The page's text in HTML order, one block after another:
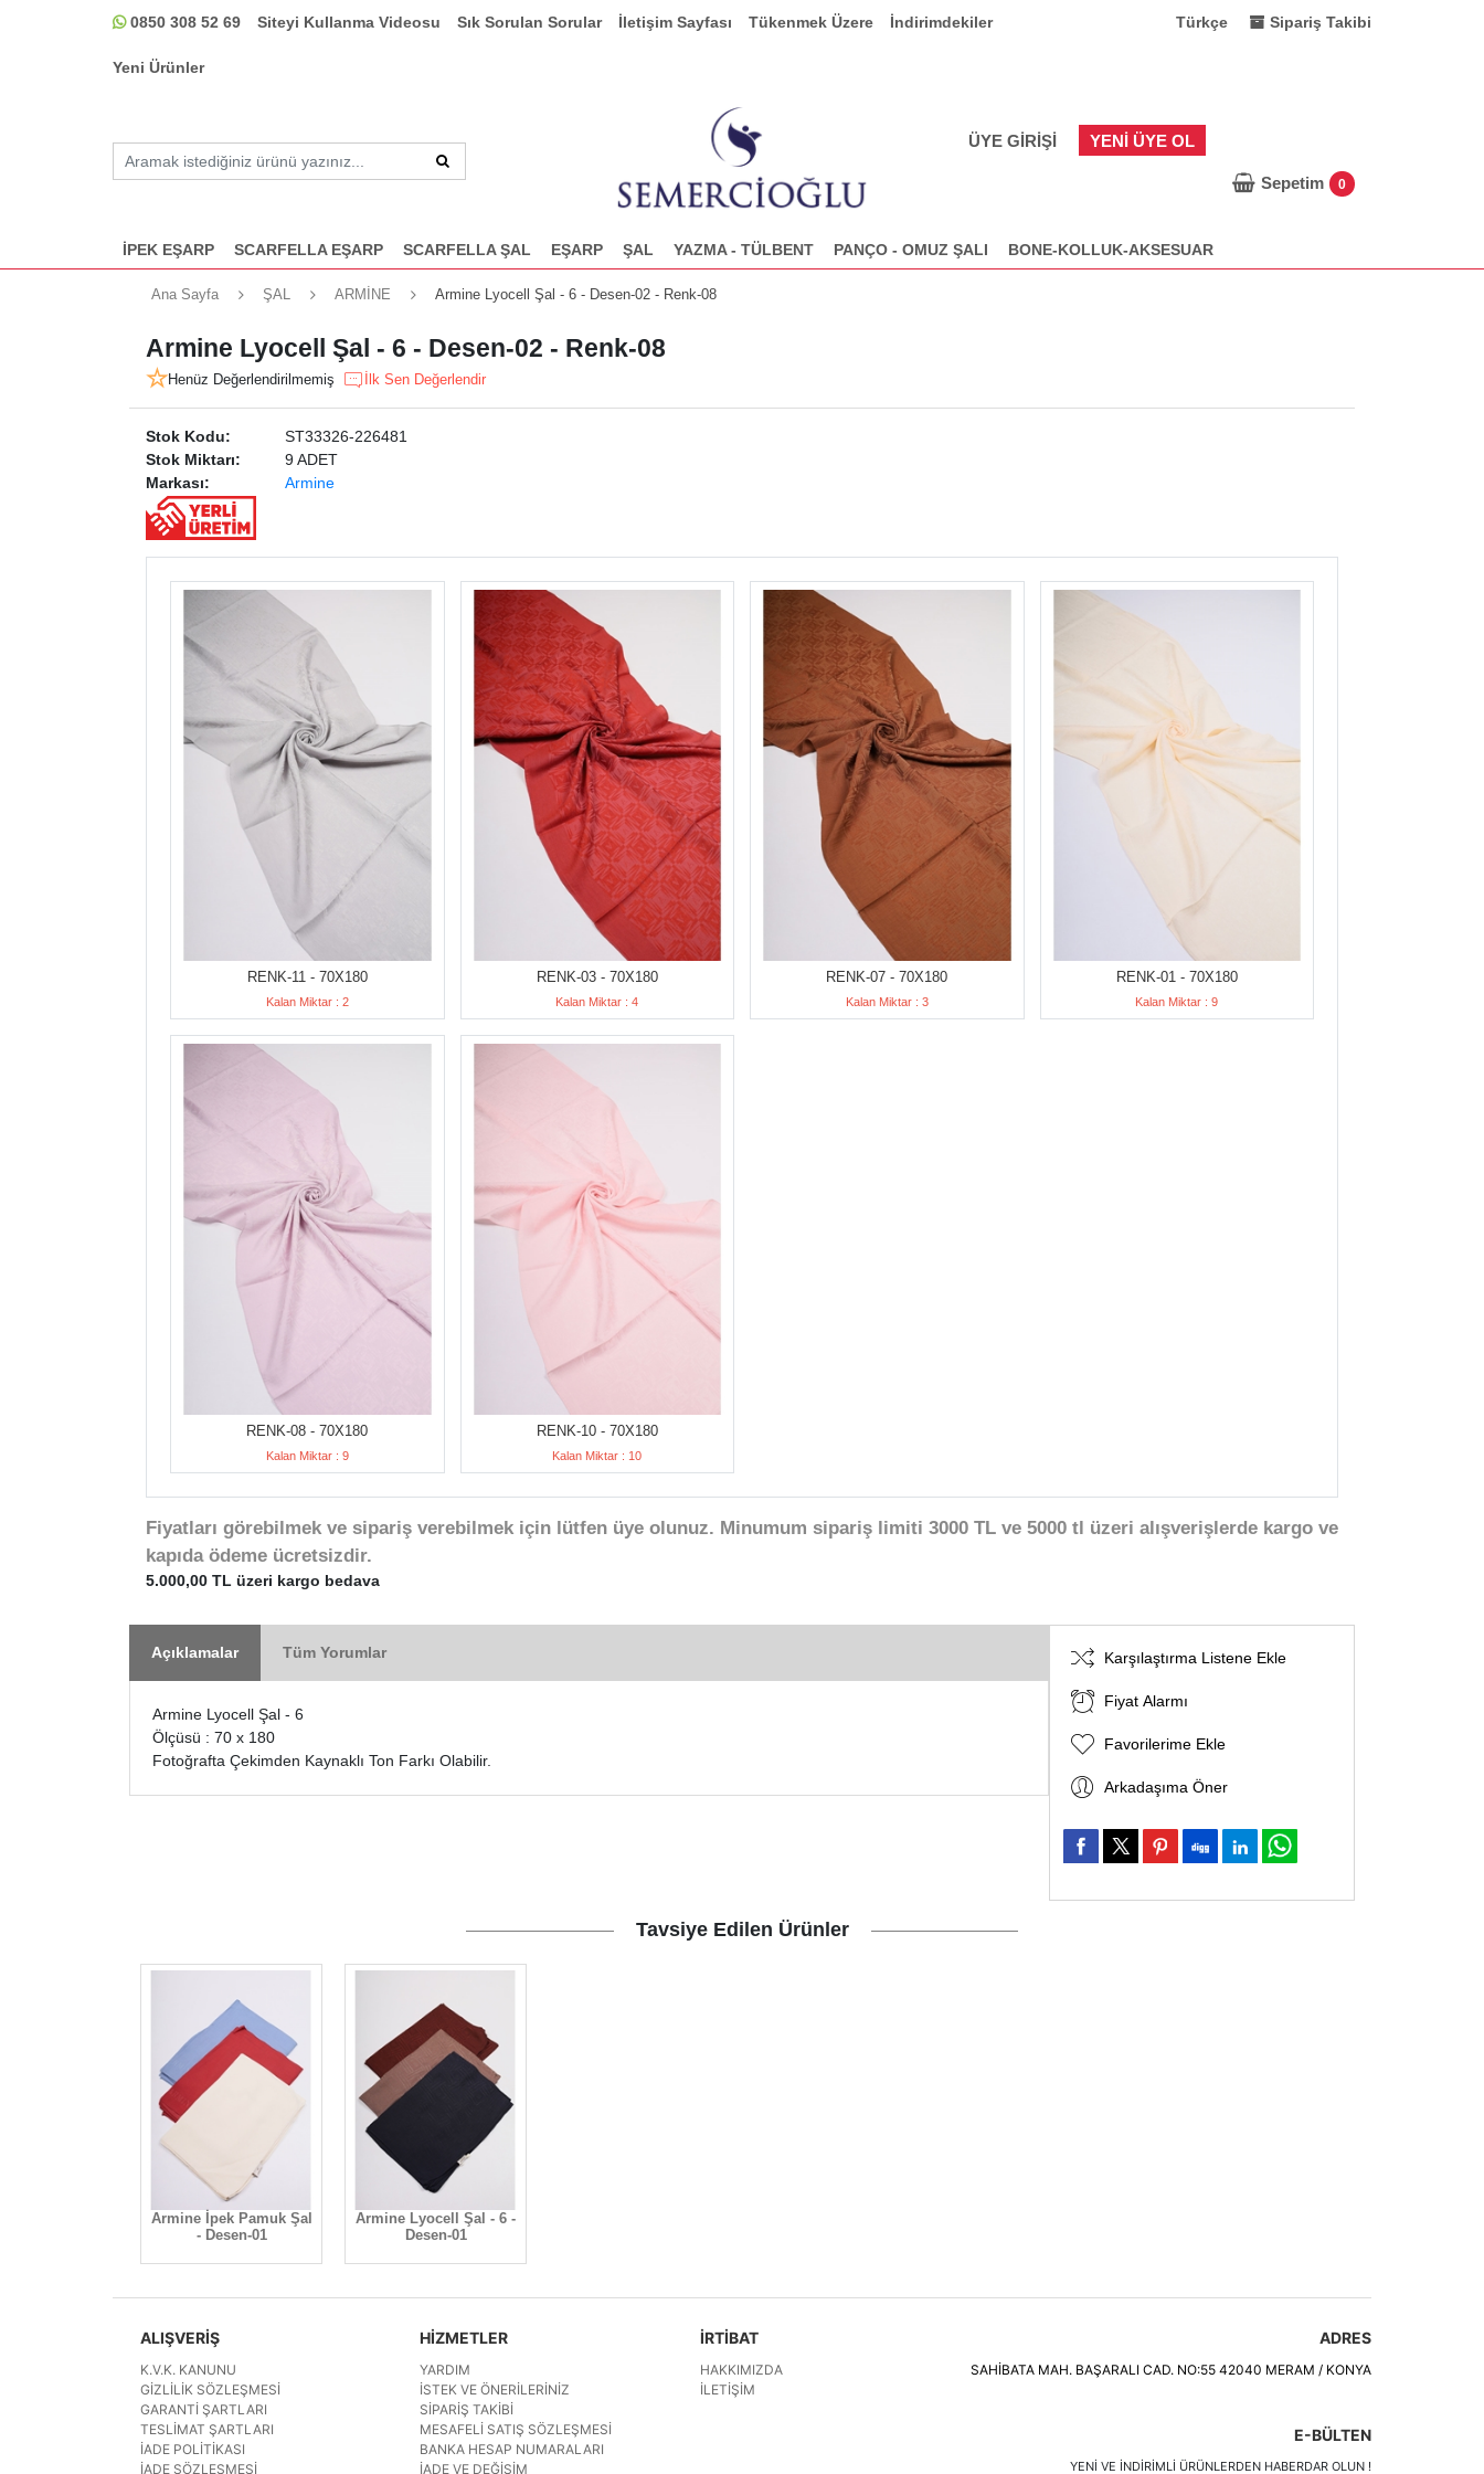
0850 308 52 69 Siteyi Kullanma Videosu Sık Sorulan Sorular İletişim Sayfası Tükenmek Üzere İndirimdekiler
Yeni Ürünler
Sipariş Takibi
Türkçe
ÜYE GIRIŞI YENI ÜYE OL
Sepetim 0
İPEK EŞARP SCARFELLA EŞARP SCARFELLA ŞAL EŞARP ŞAL YAZMA - TÜLBENT PANÇO - OMUZ ŞALI BONE-KOLLUK-AKSESUAR
Ana Sayfa ŞAL ARMİNE Armine Lyocell Şal - 6 - Desen-02 - Renk-08
Armine Lyocell Şal - 6 - Desen-02 - Renk-08
Henüz Değerlendirilmemiş İlk Sen Değerlendir
Stok Kodu:
ST33326-226481
Stok Miktarı:
9 ADET
Markası:
Armine
RENK-11 - 70X180
Kalan Miktar : 2
RENK-03 - 70X180
Kalan Miktar : 4
RENK-07 - 70X180
Kalan Miktar : 3
RENK-01 - 70X180
Kalan Miktar : 9
RENK-08 - 70X180
Kalan Miktar : 9
RENK-10 - 70X180
Kalan Miktar : 10
Fiyatları görebilmek ve sipariş verebilmek için lütfen üye olunuz. Minumum sipariş limiti 3000 TL ve 5000 tl üzeri alışverişlerde kargo ve
kapıda ödeme ücretsizdir.
5.000,00 TL üzeri kargo bedava
Açıklamalar Tüm Yorumlar
Armine Lyocell Şal - 6
Ölçüsü : 70 x 180
Fotoğrafta Çekimden Kaynaklı Ton Farkı Olabilir.
Karşılaştırma Listene Ekle
Fiyat Alarmı
Favorilerime Ekle
Arkadaşıma Öner
Tavsiye Edilen Ürünler
Armine İpek Pamuk Şal
- Desen-01
Armine Lyocell Şal - 6 -
Desen-01
ALIŞVERİŞ
K.V.K. KANUNU
GIZLILIK SÖZLEŞMESI
GARANTI ŞARTLARI
TESLIMAT ŞARTLARI
İADE POLITIKASI
İADE SÖZLEŞMESI
HİZMETLER
YARDIM
İSTEK VE ÖNERILERINIZ
SIPARIŞ TAKIBI
MESAFELI SATIŞ SÖZLEŞMESI
BANKA HESAP NUMARALARI
İADE VE DEĞIŞIM
İRTİBAT
HAKKIMIZDA
İLETIŞIM
ADRES
SAHİBATA MAH. BAŞARALI CAD. NO:55 42040 MERAM / KONYA
E-BÜLTEN
YENI VE INDIRIMLI ÜRÜNLERDEN HABERDAR OLUN !